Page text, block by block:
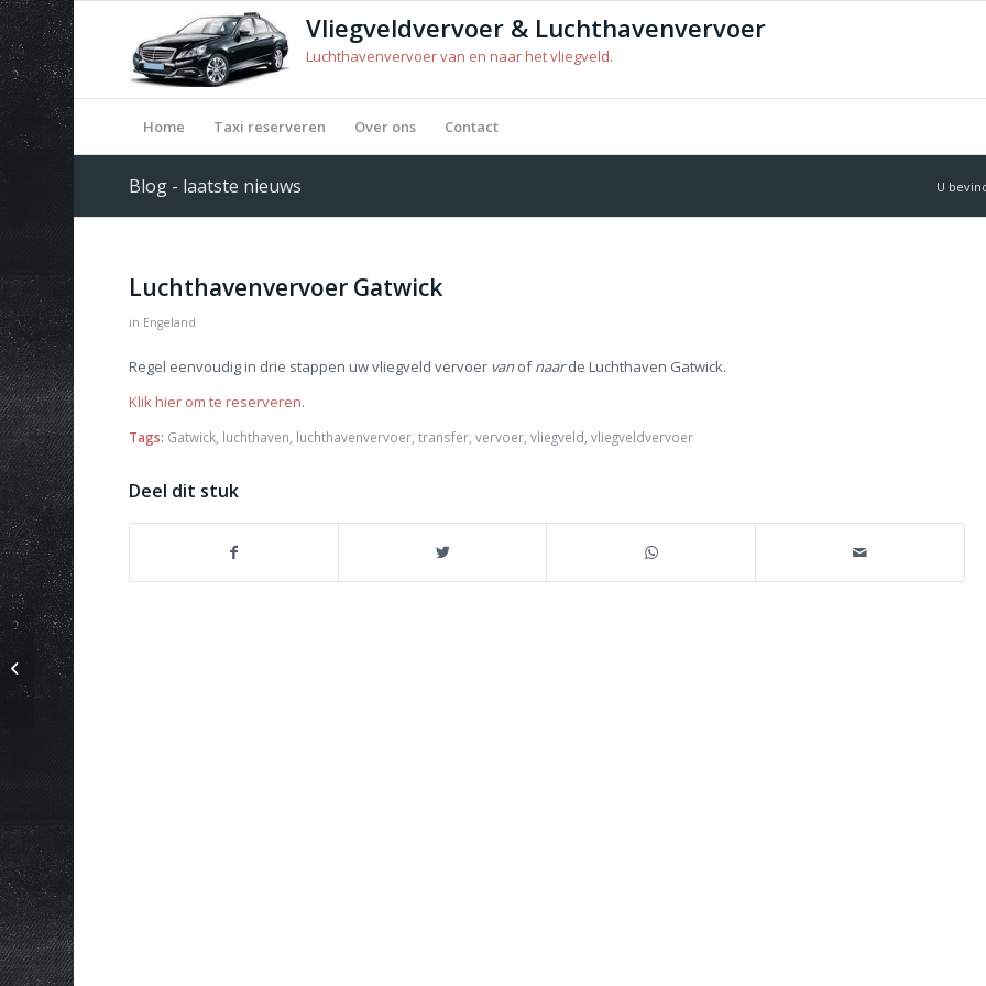
Vliegveldvervoer & Luchthavenvervoer
Luchthavenvervoer van en naar het vliegveld.
Home Taxi reserveren Over ons Contact
Blog - laatste nieuws U
Luchthavenvervoer Gatwick
in Engeland
Regel eenvoudig in drie stappen uw vliegveld vervoer van ofnaarde Luchthaven Gatwick.
Klik hier om te reserveren.
Tags: Gatwick luchthaven luchthavenvervoer ,transfer ,vervoer ,vliegveld ,vliegveldvervoer
Deel dit stuk
Luchthavenvervoer Edinburgh